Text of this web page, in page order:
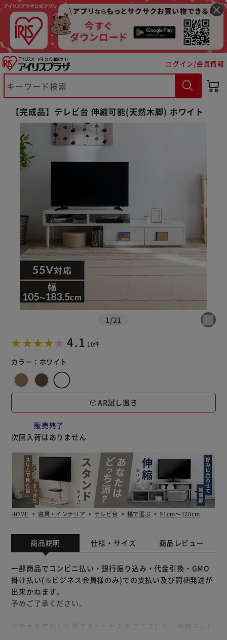
ログイン/会員情報
【完成品】テレビ台 伸縮可能(天然木脚) ホワイト
1 /21
4.1 10件
カラー： ホワイト
AR試し置き
販売終了
次回入荷はありません
HOME 寝具・インテリア テレビ台 幅で選ぶ 91cm～120cm
商品説明 仕様・サイズ 商品レビュー
一部商品でコンビニ払い・銀行振り込み・代金引換・GMO
掛け払い(※ビジネス会員様のみ)での支払い及び同梱発送が
出来かねます。
予めご了承ください。
※ご確認ください
カートに入れる 購入手続きへ